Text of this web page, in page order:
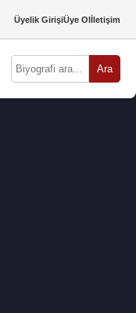
Üyelik GirişiÜye Olİletişim
Ara